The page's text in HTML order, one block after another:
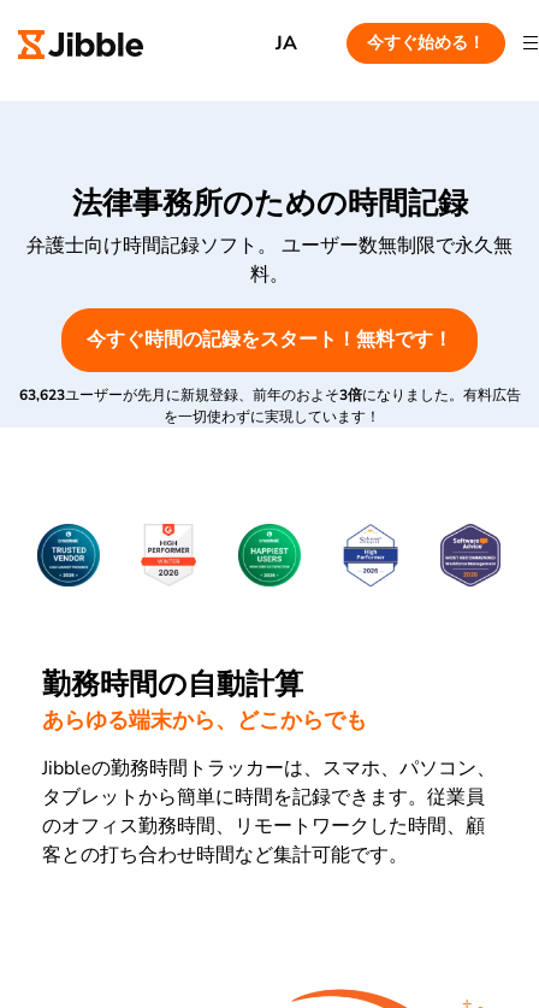
JA 今すぐ始める！
法律事務所のための時間記録
弁護士向け時間記録ソフト。 ユーザー数無制限で永久無
料。
今すぐ時間の記録をスタート！無料です！
63,623ユーザーが先月に新規登録、前年のおよそ3倍になりました。有料広告
を一切使わずに実現しています！
勤務時間の自動計算
あらゆる端末から、どこからでも
Jibbleの勤務時間トラッカーは、スマホ、パソコン、
タブレットから簡単に時間を記録できます。従業員
のオフィス勤務時間、リモートワークした時間、顧
客との打ち合わせ時間など集計可能です。